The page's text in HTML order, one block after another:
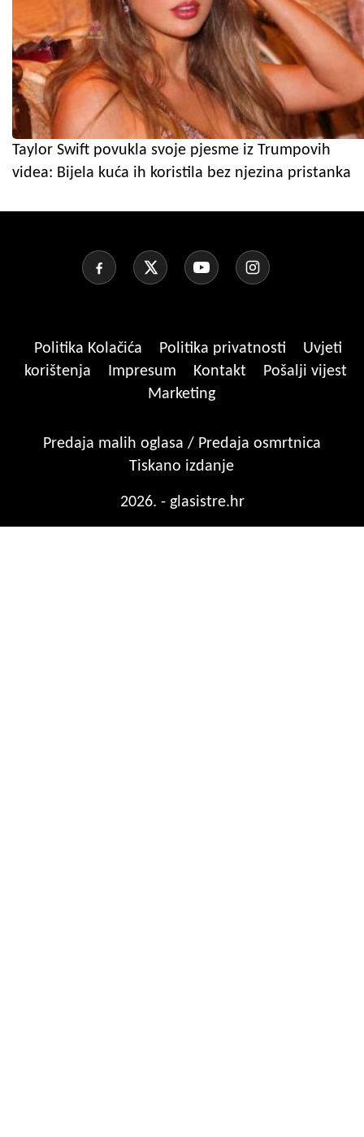
Taylor Swift povukla svoje pjesme iz Trumpovih
videa: Bijela kuća ih koristila bez njezina pristanka
Politika Kolačića Politika privatnosti
Uvjeti
korištenja
Impresum Kontakt
Pošalji vijest
Marketing
Predaja malih oglasa / Predaja osmrtnica
Tiskano izdanje
2026. - glasistre.hr